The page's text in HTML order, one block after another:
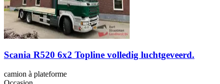
Scania R520 6x2 Topline volledig luchtgeveerd.
camion à plateforme